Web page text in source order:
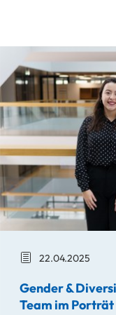
Gender & Diversity
22.04.2025
Gender &
Team im Porträt